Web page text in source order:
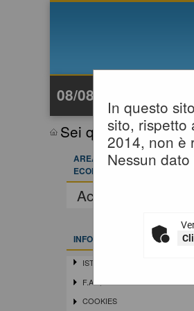
08/08/2026 18:07
Sei qui: Home»
In questo
sito, rispetto
2014, non è
Nessun
AREA RISERVATA
ECONOMICO
Accedi - Registrati
INFORMAZIONI
ISTRUZIONI E MANUALI
F.A.Q.
COOKIES